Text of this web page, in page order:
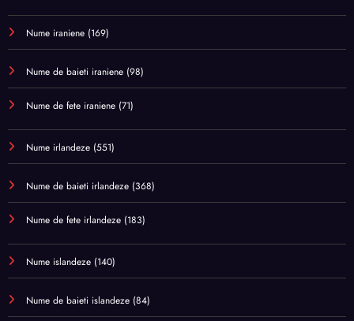
Nume iraniene (169)
Nume de baieti iraniene (98)
Nume de fete iraniene (71)
Nume irlandeze (551)
Nume de baieti irlandeze (368)
Nume de fete irlandeze (183)
Nume islandeze (140)
Nume de baieti islandeze (84)